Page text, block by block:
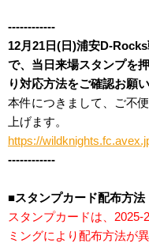
------------
12月21日(日)浦安D-
で、当日来場スタンプを
り対応方法をご確認お願
本件につきまして、ご不
上げます。
https://
------------
■スタンプカード配布方法
スタンプカードは、
ミングにより配布方法が